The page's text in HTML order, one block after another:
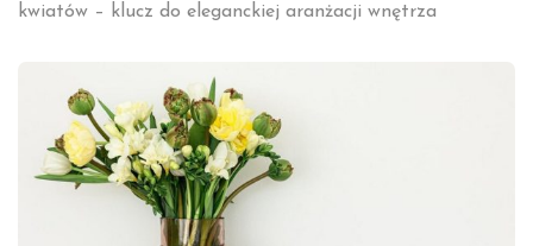
kwiatów – klucz do eleganckiej aranżacji wnętrza